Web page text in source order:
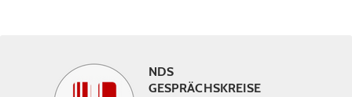
NDS
GESPRÄCHSKREISE